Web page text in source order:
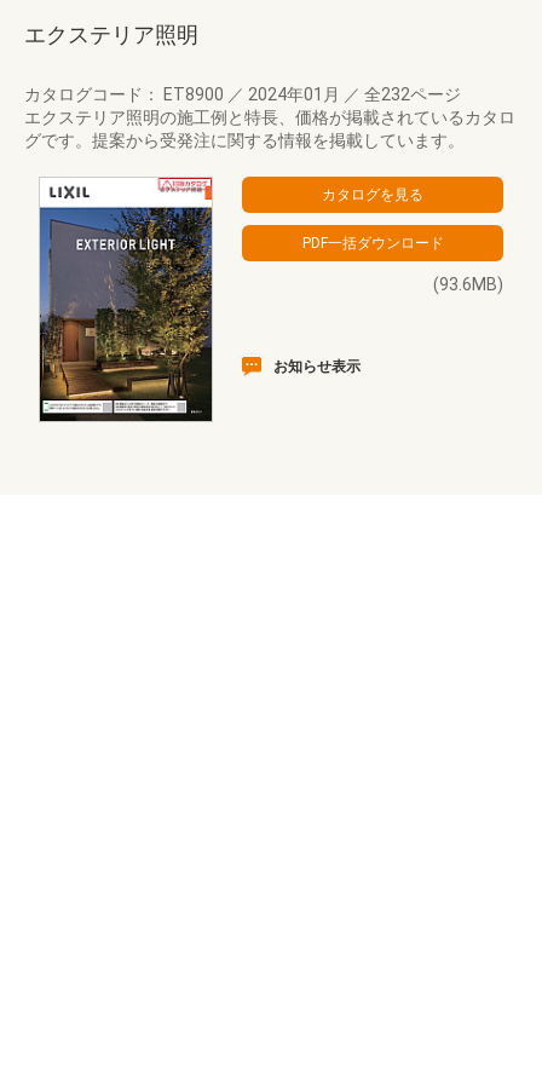
エクステリア照明
カタログコード： ET8900 ／ 2024年01月 ／ 全232ページ
エクステリア照明の施工例と特長、価格が掲載されているカタロ
グです。提案から受発注に関する情報を掲載しています。
(93.6MB)
お知らせ表示